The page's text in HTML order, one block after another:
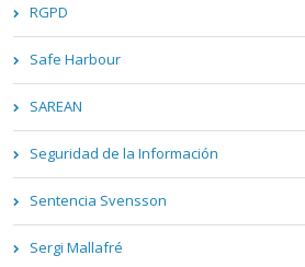
RGPD
Safe Harbour
SAREAN
Seguridad de la Información
Sentencia Svensson
Sergi Mallafré